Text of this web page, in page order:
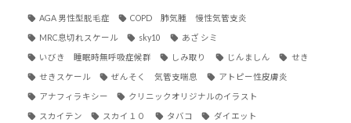
AGA 男性型脱毛症 COPD 肺気腫 慢性気管支炎
MRC息切れスケール sky10 あざ シミ
いびき 睡眠時無呼吸症候群 しみ取り じんましん せき
せきスケール ぜんそく 気管支喘息 アトピー性皮膚炎
アナフィラキシー クリニックオリジナルのイラスト
スカイテン スカイ１０ タバコ ダイエット